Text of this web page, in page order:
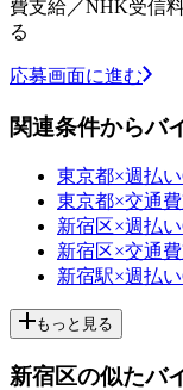
費支給／NHK受信
る
応募画面に進む
関連条件からバ
東京都×週払
東京都×交通
新宿区×週払
新宿区×交通
新宿駅×週払
もっと見る
新宿区の似たバ